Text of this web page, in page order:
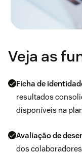
Veja as
Ficha de
resultados
disponíveis na
Avaliação de
dos